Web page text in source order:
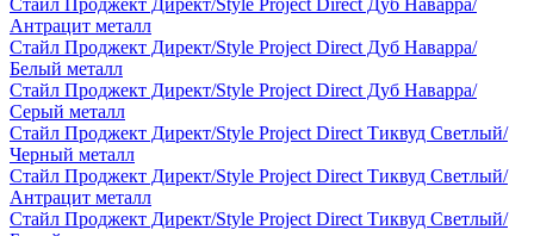
Стайл Проджект Директ/Style Project Direct Дуб Наварра/
Антрацит металл
Стайл Проджект Директ/Style Project Direct Дуб Наварра/
Белый металл
Стайл Проджект Директ/Style Project Direct Дуб Наварра/
Серый металл
Стайл Проджект Директ/Style Project Direct Тиквуд Светлый/
Черный металл
Стайл Проджект Директ/Style Project Direct Тиквуд Светлый/
Антрацит металл
Стайл Проджект Директ/Style Project Direct Тиквуд Светлый/